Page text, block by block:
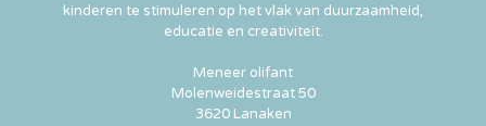
kinderen te stimuleren op het vlak van duurzaamheid,
educatie en creativiteit.
Meneer olifant
Molenweidestraat 50
3620 Lanaken